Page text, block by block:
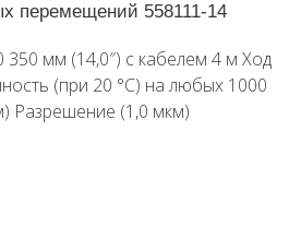
перемещений 558111-14
мм (14,0″) с кабелем 4 м Ход
(при 20 °C) на любых 1000
Разрешение (1,0 мкм)